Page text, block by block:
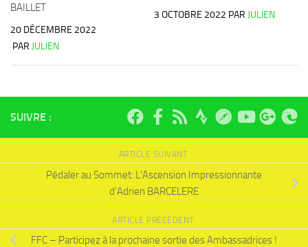
BAILLET
20 DÉCEMBRE 2022
PAR JULIEN
3 OCTOBRE 2022 PAR JULIEN
SUIVRE :
ARTICLE SUIVANT
Pédaler au Sommet: L’Ascension Impressionnante
d’Adrien BARCELERE
ARTICLE PRÉCÉDENT
FFC – Participez à la prochaine sortie des Ambassadrices !